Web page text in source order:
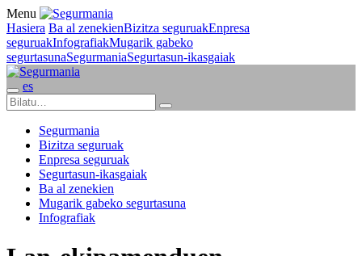
Menu
Hasiera Ba al zenekienBizitza seguruakEnpresa
seguruakInfografiakMugarik gabeko
segurtasunaSegurmaniaSegurtasun-ikasgaiak
es
Segurmania
Bizitza seguruak
Enpresa seguruak
Segurtasun-ikasgaiak
Ba al zenekien
Mugarik gabeko segurtasuna
Infografiak